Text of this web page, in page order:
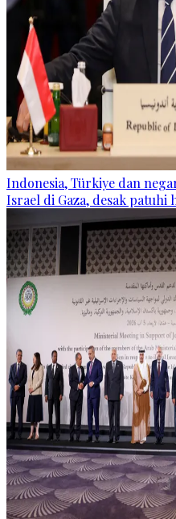
Indonesia, Türkiye dan
Israel di Gaza, desak patuhi